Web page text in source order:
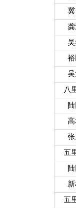
八
五
五